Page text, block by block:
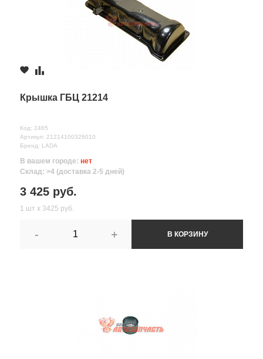
Крышка ГБЦ 21214
Код: 2465
Артикул: 21214100326010
Бренд: LADA
В вашем городе: нет
Склад: >4 (доставка 2-5 дней)
3 425 руб.
1 шт х 3425 руб.
- + В КОРЗИНУ